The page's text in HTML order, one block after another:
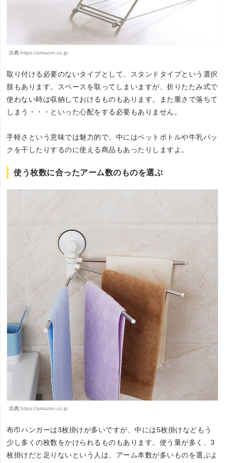
出典:https://amazon.co.jp
取り付ける必要のないタイプとして、スタンドタイプという選択
肢もあります。スペースを取ってしまいますが、折りたたみ式で
使わない時は収納しておけるものもあります。また重さで落ちて
しまう・・・といった心配をする必要もありません。
手軽さという意味では魅力的で、中にはペットボトルや牛乳パッ
クを干したりするのに使える商品もあったりしますよ。
使う枚数に合ったアーム数のものを選ぶ
出典: https://amazon.co.jp
布巾ハンガーは3枚掛けが多いですが、中には5枚掛けなどもう
少し多くの枚数をかけられるものもあります。使う量が多く、3
枚掛けだと足りないという人は、アーム本数が多いものを選ぶよ